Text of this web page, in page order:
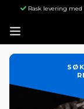
Rask levering med